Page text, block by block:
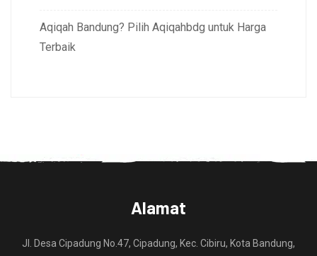
Aqiqah Bandung? Pilih Aqiqahbdg untuk Harga
Terbaik
Alamat
Jl. Desa Cipadung No.47, Cipadung, Kec. Cibiru, Kota Bandung,